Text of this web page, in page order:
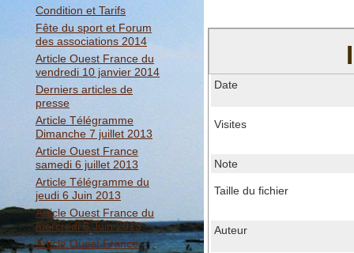
Condition et Tarifs
Fête du sport et Forum
des associations 2014
Article Ouest France du
vendredi 10 janvier 2014
Derniers articles de
presse
Article Télégramme
Dimanche 7 juillet 2013
Article Ouest France
samedi 6 juillet 2013
Article Télégramme du
jeudi 6 Juin 2013
Article Ouest France du
mercredi 5 Juin 2013
Article Ouest France
Date
Visites
Note
Taille du fichier
Auteur